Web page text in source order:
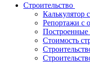
Строительство
Калькулятор
Репортажи с
Построенные
Стоимость